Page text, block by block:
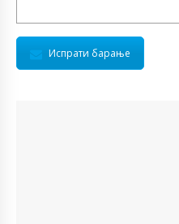
Испрати барање